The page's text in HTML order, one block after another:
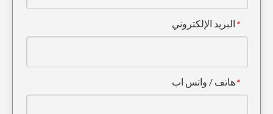
* البريد الإلكتروني
*هاتف / واتس اب